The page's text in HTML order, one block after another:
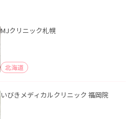
MJクリニック札幌
北海道
いびきメディカルクリニック 福岡院